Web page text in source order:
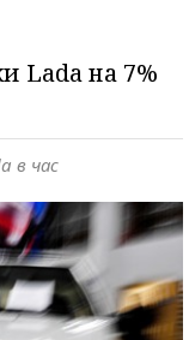
Lada на 7%
в час